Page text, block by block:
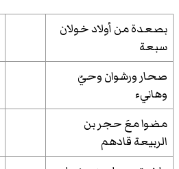
بصعدة من أولاد خولان
سبعة
صحار ورشوان وحيّ
وهانيء
مضوا معَ حجر بن
الربيعة قادهم